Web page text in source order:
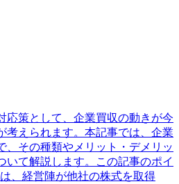
応策として、企業買収の動きが今
考えられます。本記事では、企業
、その種類やメリット・デメリッ
いて解説します。この記事のポイ
、経営陣が他社の株式を取得